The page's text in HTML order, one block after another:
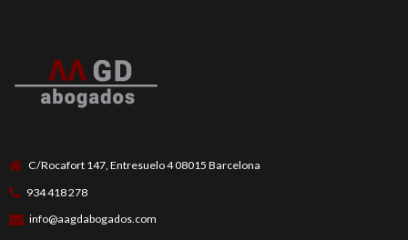
C/Rocafort 147, Entresuelo 4 08015 Barcelona
934 418 278
info@aagdabogados.com